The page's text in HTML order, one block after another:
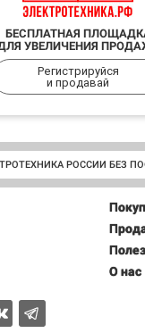
БЕСПЛАТНАЯ
УВЕЛИЧЕНИЯ
Регистрируйся
и продавай
РОССИИ БЕЗ
О нас